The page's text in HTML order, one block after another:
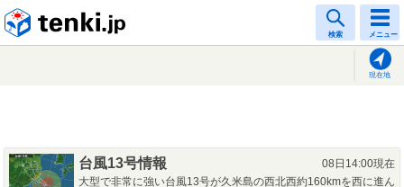
検索 メニュー
現在地
台風13号情報
08日14:00現在
大型で非常に強い台風13号が久米島の西北西約160kmを西に進ん